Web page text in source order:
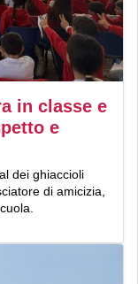
in classe e
e
dei ghiaccioli
di amicizia,